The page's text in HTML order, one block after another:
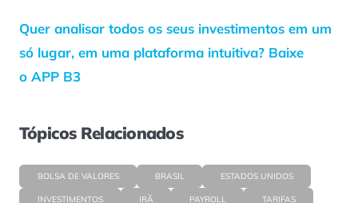
Quer analisar todos os seus investimentos em um
só lugar, em uma plataforma intuitiva? Baixe
o APP B3
Tópicos Relacionados
BOLSA DE VALORES BRASIL ESTADOS UNIDOS
INVESTIMENTOS IRÃ PAYROLL TARIFAS